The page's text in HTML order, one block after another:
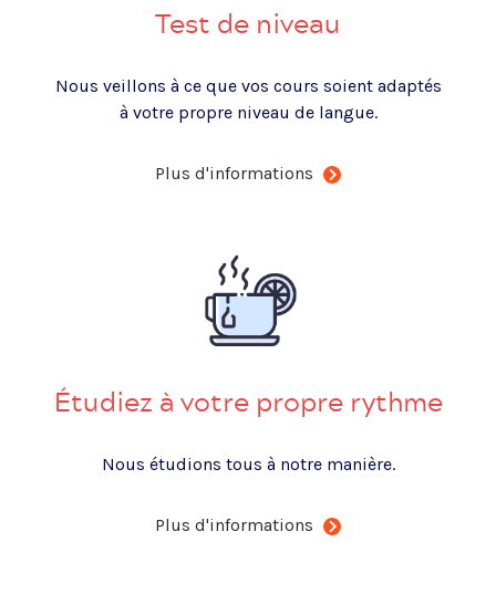
Test de niveau
Nous veillons à ce que vos cours soient adaptés
à votre propre niveau de langue.
Plus d'informations
Étudiez à votre propre rythme
Nous étudions tous à notre manière.
Plus d'informations